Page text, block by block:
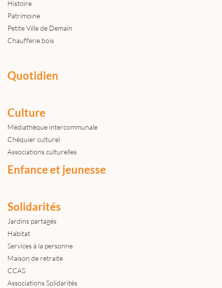
Histoire
Patrimoine
Petite Ville de Demain
Chaufferie bois
Quotidien
Culture
Médiathèque intercommunale
Chéquier culturel
Associations culturelles
Enfance et jeunesse
Solidarités
Jardins partagés
Habitat
Services à la personne
Maison de retraite
CCAS
Associations Solidarités